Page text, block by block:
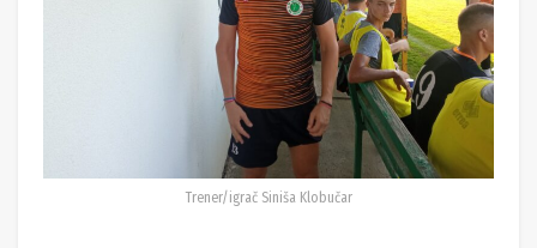
Trener/igrač Siniša Klobučar